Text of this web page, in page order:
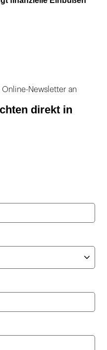
Newsletter an
direkt in